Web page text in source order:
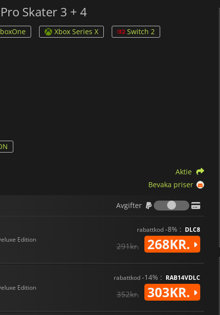
Skater 3 + 4
Xbox Series X
Switch 2
Aktie
Bevaka priser
Avgifter
Avgifter
Edition
rabattkod-8% : DLC8
291kr. 268KR.
Edition
rabattkod-14% : RAB14VDLC
352kr. 303KR.